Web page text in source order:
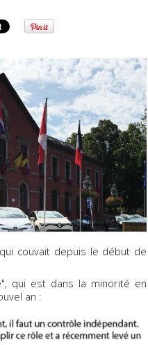
couvait depuis le début de
qui est dans la minorité en
an :